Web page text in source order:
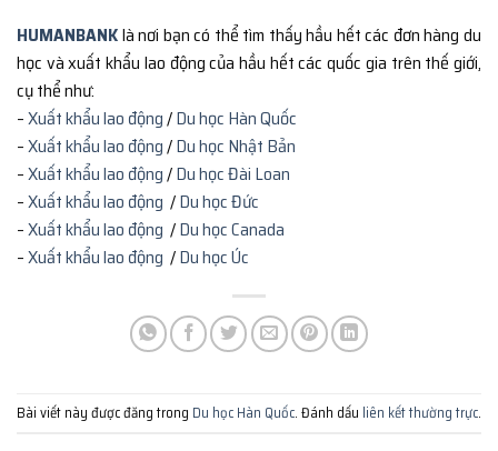
HUMANBANKlà nơi bạn có thể tìm thấy hầu hết các đơn hàng du
học và xuất khẩu lao động của hầu hết các quốc gia trên thế giới,
cụ thể như:
–Xuất khẩu lao động/Du học Hàn Quốc
–Xuất khẩu lao động/Du học Nhật Bản
–Xuất khẩu lao động/Du học Đài Loan
–Xuất khẩu lao động /Du học Đức
–Xuất khẩu lao động /Du học Canada
–Xuất khẩu lao động /Du học Úc
Bài viết này được đăng trong Du học Hàn Quốc. Đánh dấu liên kết thường trực.